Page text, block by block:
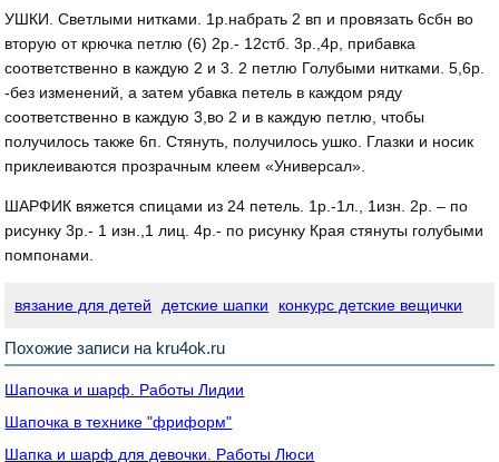
УШКИ. Светлыми нитками. 1р.набрать 2 вп и провязать 6сбн во
вторую от крючка петлю (6) 2р.- 12стб. 3р.,4р, прибавка
соответственно в каждую 2 и 3. 2 петлю Голубыми нитками. 5,6р.
-без изменений, а затем убавка петель в каждом ряду
соответственно в каждую 3,во 2 и в каждую петлю, чтобы
получилось также 6п. Стянуть, получилось ушко. Глазки и носик
приклеиваются прозрачным клеем «Универсал».
ШАРФИК вяжется спицами из 24 петель. 1р.-1л., 1изн. 2р. – по
рисунку 3р.- 1 изн.,1 лиц. 4р.- по рисунку Края стянуты голубыми
помпонами.
вязание для детей детские шапки конкурс детские вещички
Похожие записи на kru4ok.ru
Шапочка и шарф. Работы Лидии
Шапочка в технике "фриформ"
Шапка и шарф для девочки. Работы Люси